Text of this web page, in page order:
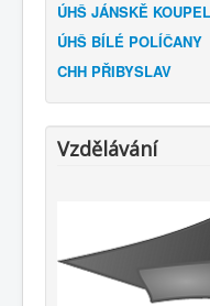
ÚHŠ JÁNSKĚ
ÚHŠ BÍLÉ POLÍČANY
CHH PŘIBYSLAV
Vzdělávání